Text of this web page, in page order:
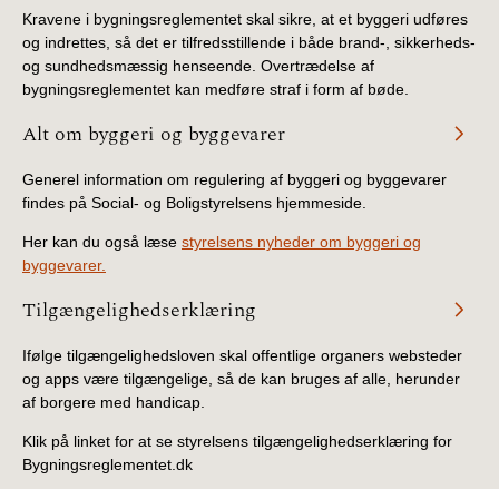
Kravene i bygningsreglementet skal sikre, at et byggeri udføres
og indrettes, så det er tilfredsstillende i både brand-, sikkerheds-
og sundhedsmæssig henseende. Overtrædelse af
bygningsreglementet kan medføre straf i form af bøde.
Alt om byggeri og byggevarer
Generel information om regulering af byggeri og byggevarer
findes på Social- og Boligstyrelsens hjemmeside.
Her kan du også læse styrelsens nyheder om byggeri og
byggevarer.
Tilgængelighedserklæring
Ifølge tilgængelighedsloven skal offentlige organers websteder
og apps være tilgængelige, så de kan bruges af alle, herunder
af borgere med handicap.
Klik på linket for at se styrelsens tilgængelighedserklæring for
Bygningsreglementet.dk